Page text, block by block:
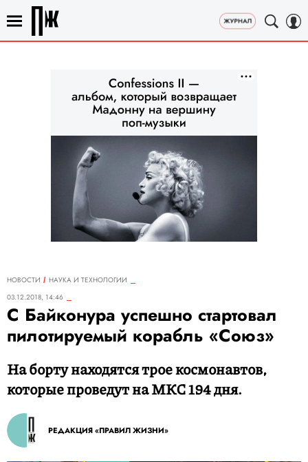
НОВОСТИ
НАУКА И ТЕХНОЛОГИИ
03.12.2018, 14:46
С Байконура успешно стартовал
пилотируемый корабль «Союз»
На борту находятся трое космонавтов,
которые проведут на МКС 194 дня.
РЕДАКЦИЯ «ПРАВИЛ ЖИЗНИ»